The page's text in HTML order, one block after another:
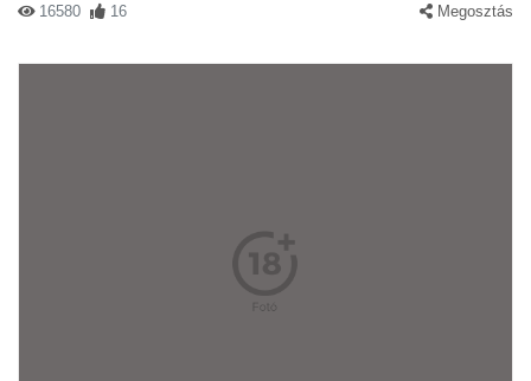
16580 16 Megosztás